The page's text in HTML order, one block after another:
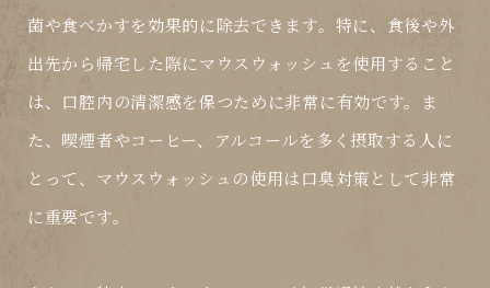
菌や食べかすを効果的に除去できます。特に、食後や外
出先から帰宅した際にマウスウォッシュを使用すること
は、口腔内の清潔感を保つために非常に有効です。ま
た、喫煙者やコーヒー、アルコールを多く摂取する人に
とって、マウスウォッシュの使用は口臭対策として非常
に重要です。